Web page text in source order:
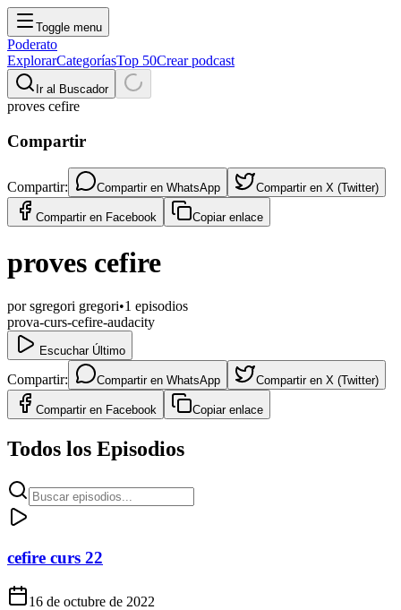
Toggle menu
Poderato
ExplorarCategoríasTop 50Crear podcast
Ir al Buscador
proves cefire
Compartir
Compartir: Compartir en WhatsApp Compartir en X (Twitter)
Compartir en Facebook Copiar enlace
proves cefire
porsgregori gregori•1 episodios
prova-curs-cefire-audacity
Escuchar Último
Compartir: Compartir en WhatsApp Compartir en X (Twitter)
Compartir en Facebook Copiar enlace
Todos los Episodios
cefire curs 22
16 de octubre de 2022